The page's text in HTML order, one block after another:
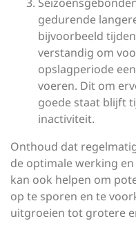
gedurende
bijvoorbeeld
verstandig om
opslagperiode
voeren. Dit om
goede staat blijft
inactiviteit.
Onthoud dat
de optimale werking
kan ook helpen om
op te sporen en te
uitgroeien tot grotere